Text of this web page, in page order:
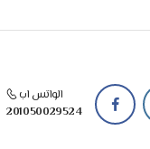
الواتس اب
201050029524